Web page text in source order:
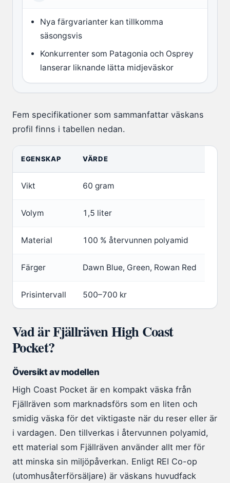
Nya färgvarianter kan tillkomma
säsongsvis
Konkurrenter som Patagonia och Osprey
lanserar liknande lätta midjeväskor
Fem specifikationer som sammanfattar väskans
profil finns i tabellen nedan.
EGENSKAP VÄRDE
Vikt 60 gram
Volym 1,5 liter
Material 100 % återvunnen polyamid
Färger Dawn Blue, Green, Rowan Red
Prisintervall 500–700 kr
Vad är Fjällräven High Coast
Pocket?
Översikt av modellen
High Coast Pocket är en kompakt väska från
Fjällräven som marknadsförs som en liten och
smidig väska för det viktigaste när du reser eller är
i vardagen. Den tillverkas i återvunnen polyamid,
ett material som Fjällräven använder allt mer för
att minska sin miljöpåverkan. Enligt REI Co-op
(utomhusåterförsäljare) är väskans huvudfack